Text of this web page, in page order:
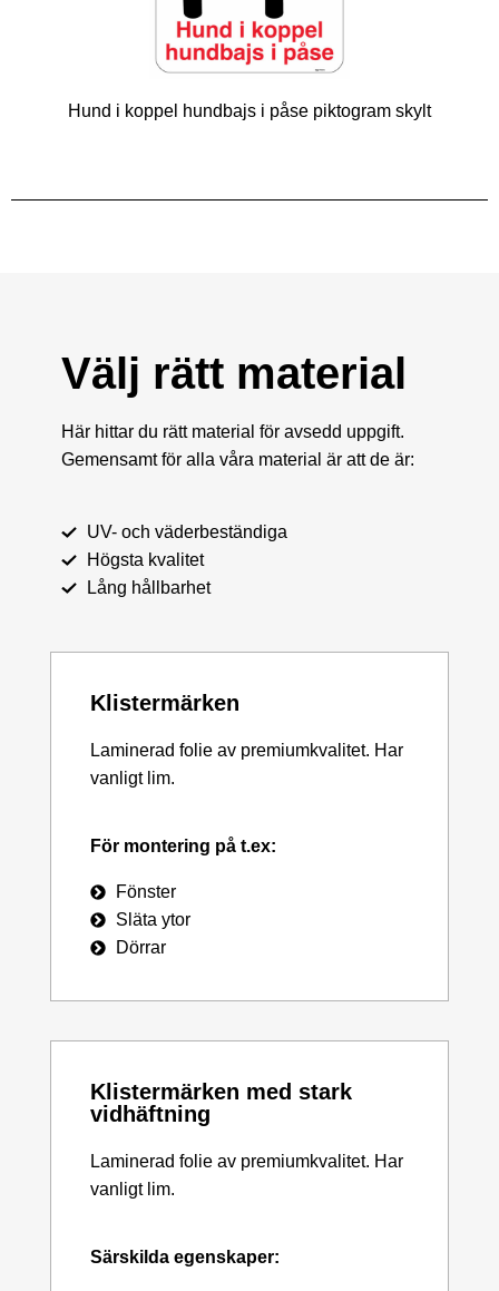
Hund i koppel hundbajs i påse piktogram skylt
Välj rätt material
Här hittar du rätt material för avsedd uppgift.
Gemensamt för alla våra material är att de är:
UV- och väderbeständiga
Högsta kvalitet
Lång hållbarhet
Klistermärken
Laminerad folie av premiumkvalitet. Har
vanligt lim.
För montering på t.ex:
Fönster
Släta ytor
Dörrar
Klistermärken med stark
vidhäftning
Laminerad folie av premiumkvalitet. Har
vanligt lim.
Särskilda egenskaper: